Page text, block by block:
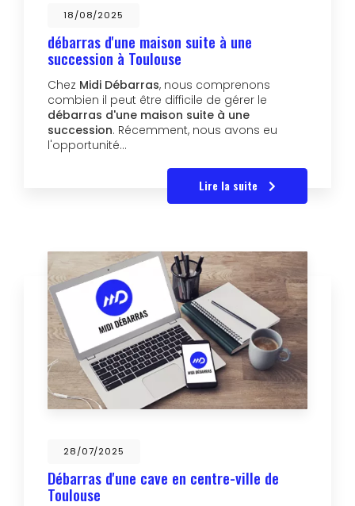
18/08/2025
débarras d'une maison suite à une
succession à Toulouse
Chez Midi Débarras, nous comprenons
combien il peut être difficile de gérer le
débarras d'une maison suite à une
succession. Récemment, nous avons eu
l'opportunité…
Lire la suite
28/07/2025
Débarras d'une cave en centre-ville de
Toulouse